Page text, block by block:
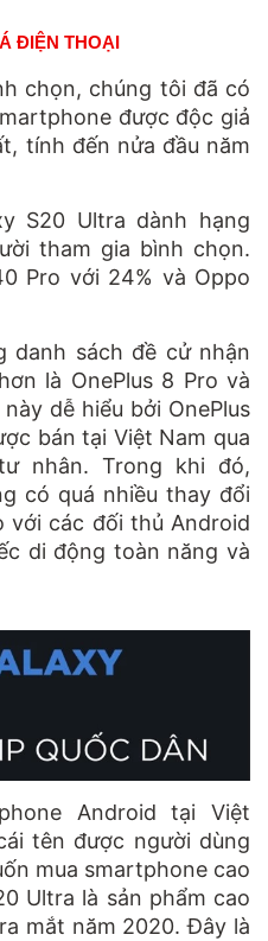
ĐIỆN THOẠI
chọn, chúng tôi đã có
được độc giả
tính đến nửa đầu năm
S20 Ultra dành hạng
tham gia bình chọn.
Pro với 24% và Oppo
danh sách đề cử nhận
là OnePlus 8 Pro và
dễ hiểu bởi OnePlus
bán tại Việt Nam qua
nhân. Trong khi đó,
có quá nhiều thay đổi
với các đối thủ Android
di động toàn năng và
Android tại Việt
tên được người dùng
mua smartphone cao
Ultra là sản phẩm cao
mắt năm 2020. Đây là